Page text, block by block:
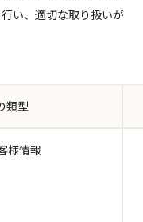
い、適切な取り扱いが
類型
様情報